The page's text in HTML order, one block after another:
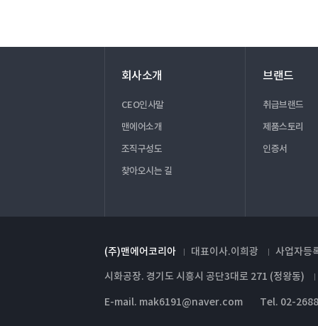
회사소개
CEO인사말
맨에어소개
조직구성도
찾아오시는 길
브랜드
취급브랜드
제품스토리
인증서
(주)맨에어코리아 대표이사.이희광 사업자등
시화공장. 경기도 시흥시 공단3대로 271 (정왕동)
E-mail. mak6191@naver.com Tel. 02-